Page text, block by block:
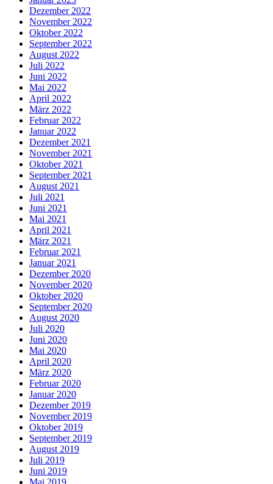
Dezember 2022
November 2022
Oktober 2022
September 2022
August 2022
Juli 2022
Juni 2022
Mai 2022
April 2022
März 2022
Februar 2022
Januar 2022
Dezember 2021
November 2021
Oktober 2021
September 2021
August 2021
Juli 2021
Juni 2021
Mai 2021
April 2021
März 2021
Februar 2021
Januar 2021
Dezember 2020
November 2020
Oktober 2020
September 2020
August 2020
Juli 2020
Juni 2020
Mai 2020
April 2020
März 2020
Februar 2020
Januar 2020
Dezember 2019
November 2019
Oktober 2019
September 2019
August 2019
Juli 2019
Juni 2019
Mai 2019